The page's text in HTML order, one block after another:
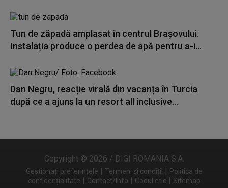
Tun de zăpadă amplasat în centrul Brașovului.
Instalația produce o perdea de apă pentru a-i...
Dan Negru, reacție virală din vacanța în Turcia
după ce a ajuns la un resort all inclusive...
Copyright © 2026 / DIGI ROMANIA S.A.
Gestionați preferințele | Termeni și condiții | Politica de
confidențialitate | Contact/Info | Codul etic | Sitemap